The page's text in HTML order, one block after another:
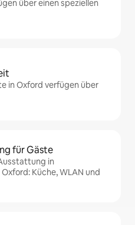
über einen speziellen
in Oxford verfügen über
für Gäste
in
Küche, WLAN und